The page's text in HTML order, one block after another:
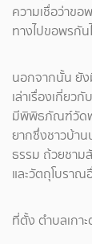
ความเชื่อว่าขอ
ทางไปขอพรกัน
นอกจากนั้น ยัง
เล่าเรื่องเกี่ยว
มีพิพิธภัณฑ์วัดพ
ยากซึ่งชาวบ้า
ธรรม ถ้วยชาม
และวัตถุโบรา
ที่ตั้ง ตำบลเกา